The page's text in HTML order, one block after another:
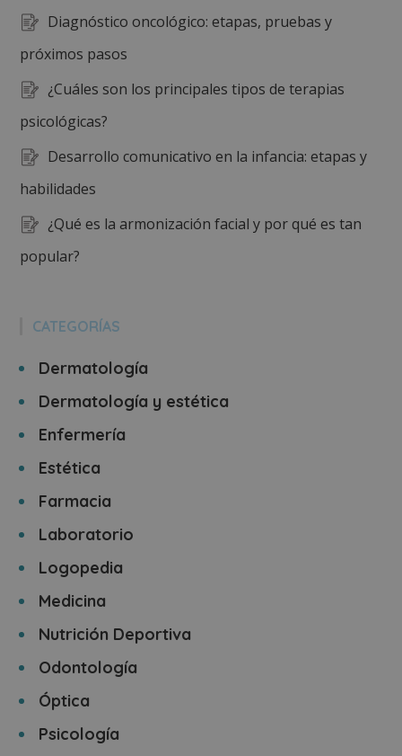
Diagnóstico oncológico: etapas, pruebas y
próximos pasos
¿Cuáles son los principales tipos de terapias
psicológicas?
Desarrollo comunicativo en la infancia: etapas y
habilidades
¿Qué es la armonización facial y por qué es tan
popular?
CATEGORÍAS
Dermatología
Dermatología y estética
Enfermería
Estética
Farmacia
Laboratorio
Logopedia
Medicina
Nutrición Deportiva
Odontología
Óptica
Psicología